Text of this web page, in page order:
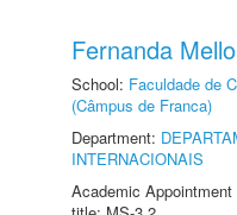
Fernanda
School: Faculdade de
(Câmpus de Franca)
Department:
INTERNACIONAIS
Academic